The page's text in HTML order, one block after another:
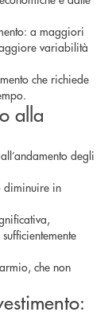
a maggiori
variabilità
che richiede
alla
degli
diminuire in
che non